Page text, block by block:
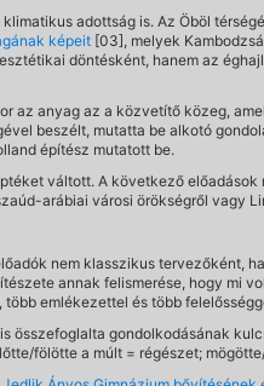
adottság is. Az Öböl
képeit [03], melyek
döntésként, hanem az
az anyag az a közvetítő közeg,
beszélt, mutatta be alkotó
építész mutatott be.
váltott. A következő
arábiai városi örökségről vagy
nem klasszikus tervezőként,
annak felismerése, hogy mi
emlékezettel és több
összefoglalta gondolkodásának
fölötte a múlt = régészet;